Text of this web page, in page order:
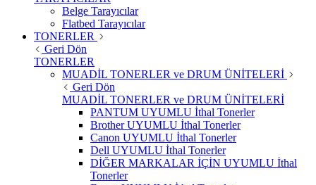
Belge Tarayıcılar
Flatbed Tarayıcılar
TONERLER
Geri Dön
TONERLER
MUADİL TONERLER ve DRUM ÜNİTELERİ
Geri Dön
MUADİL TONERLER ve DRUM ÜNİTELERİ
PANTUM UYUMLU İthal Tonerler
Brother UYUMLU İthal Tonerler
Canon UYUMLU İthal Tonerler
Dell UYUMLU İthal Tonerler
DİĞER MARKALAR İÇİN UYUMLU İthal
Tonerler